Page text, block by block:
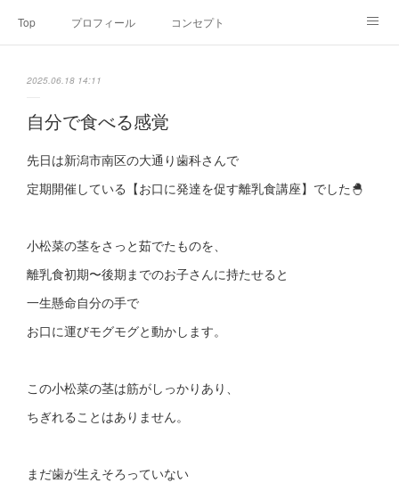
Top プロフィール コンセプト
SNS
2025.06.18 14:11
自分で食べる感覚
先日は新潟市南区の大通り歯科さんで
定期開催している【お口に発達を促す離乳食講座】でした🐣
小松菜の茎をさっと茹でたものを、
離乳食初期〜後期までのお子さんに持たせると
一生懸命自分の手で
お口に運びモグモグと動かします。
この小松菜の茎は筋がしっかりあり、
ちぎれることはありません。
まだ歯が生えそろっていない